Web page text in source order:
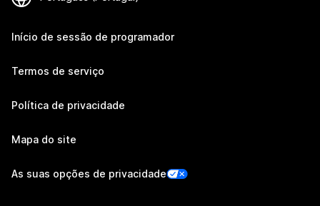
Início de sessão de programador
Termos de serviço
Política de privacidade
Mapa do site
As suas opções de privacidade